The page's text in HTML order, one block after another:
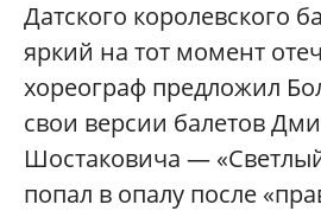
Датского королевского
яркий на тот момент
хореограф предложил
свои версии балетов
Шостаковича —
попал в опалу после